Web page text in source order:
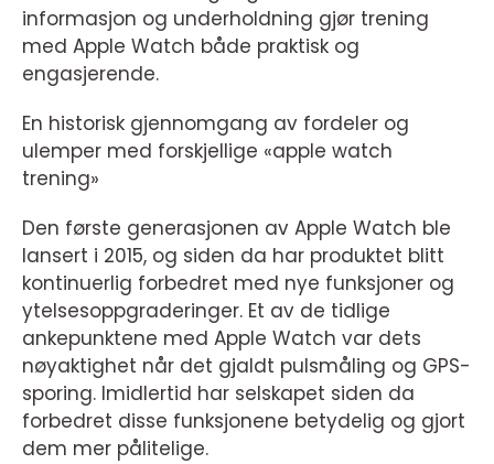
informasjon og underholdning gjør trening
med Apple Watch både praktisk og
engasjerende.
En historisk gjennomgang av fordeler og
ulemper med forskjellige «apple watch
trening»
Den første generasjonen av Apple Watch ble
lansert i 2015, og siden da har produktet blitt
kontinuerlig forbedret med nye funksjoner og
ytelsesoppgraderinger. Et av de tidlige
ankepunktene med Apple Watch var dets
nøyaktighet når det gjaldt pulsmåling og GPS-
sporing. Imidlertid har selskapet siden da
forbedret disse funksjonene betydelig og gjort
dem mer pålitelige.